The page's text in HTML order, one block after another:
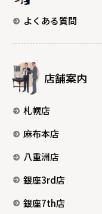
よくある質問
店舗案内
札幌店
麻布本店
八重洲店
銀座3rd店
銀座7th店